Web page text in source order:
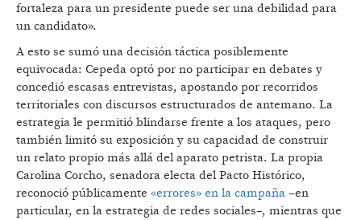
fortaleza para un presidente puede ser una debilidad para
un candidato».
A esto se sumó una decisión táctica posiblemente
equivocada: Cepeda optó por no participar en debates y
concedió escasas entrevistas, apostando por recorridos
territoriales con discursos estructurados de antemano. La
estrategia le permitió blindarse frente a los ataques, pero
también limitó su exposición y su capacidad de construir
un relato propio más allá del aparato petrista. La propia
Carolina Corcho, senadora electa del Pacto Histórico,
reconoció públicamente «errores» en la campaña –en
particular, en la estrategia de redes sociales–, mientras que